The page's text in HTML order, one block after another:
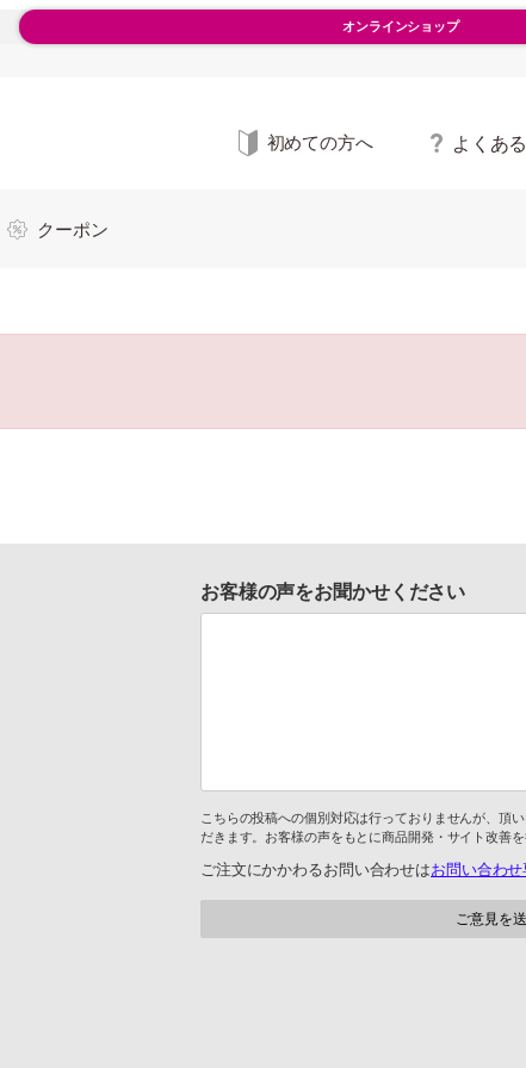
オンラインショップ
初めての方へ よくあ
クーポン
お客様の声をお聞かせください
こちらの投稿への個別対応は行っておりませんが、頂
だきます。お客様の声をもとに商品開発・サイト改善を
ご注文にかかわるお問い合わせはお問い合わ